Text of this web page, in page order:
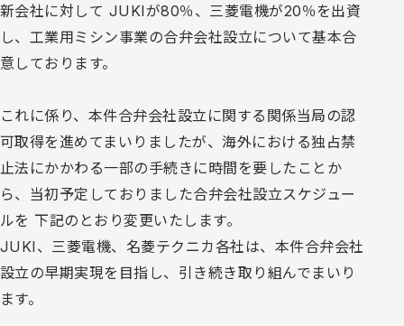
新会社に対して JUKIが80％、三菱電機が20％を出資
し、工業用ミシン事業の合弁会社設立について基本合
意しております。
これに係り、本件合弁会社設立に関する関係当局の認
可取得を進めてまいりましたが、海外における独占禁
止法にかかわる一部の手続きに時間を要したことか
ら、当初予定しておりました合弁会社設立スケジュー
ルを 下記のとおり変更いたします。
JUKI、三菱電機、名菱テクニカ各社は、本件合弁会社
設立の早期実現を目指し、引き続き取り組んでまいり
ます。